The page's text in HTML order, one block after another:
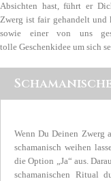
Absichten hast, führt er
Zwerg ist fair gehandelt und
sowie einer von uns
tolle Geschenkidee um sich
Wenn Du Deinen Zwerg
schamanisch weihen
die Option „Ja“ aus.
schamanischen Ritual